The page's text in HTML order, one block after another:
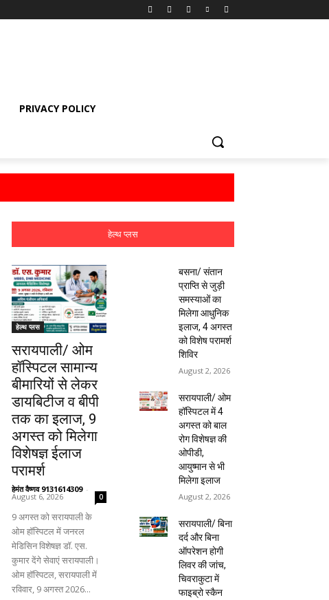
PRIVACY POLICY
हेल्थ प्लस
हेल्थ प्लस
सरायपाली/ ओम
हॉस्पिटल सामान्य
बीमारियों से लेकर
डायबिटीज व बीपी
तक का इलाज, 9
अगस्त को मिलेगा
विशेषज्ञ ईलाज
परामर्श
हेमंत वैष्णव 9131614309 -
August 6, 2026 0
9 अगस्त को सरायपाली के
ओम हॉस्पिटल में जनरल
मेडिसिन विशेषज्ञ डॉ. एस.
कुमार देंगे सेवाएं सरायपाली।
ओम हॉस्पिटल, सरायपाली में
रविवार, 9 अगस्त 2026...
बसना/ संतान
प्राप्ति से जुड़ी
समस्याओं का
मिलेगा आधुनिक
इलाज, 4 अगस्त
को विशेष परामर्श
शिविर
August 2, 2026
सरायपाली/ ओम
हॉस्पिटल में 4
अगस्त को बाल
रोग विशेषज्ञ की
ओपीडी,
आयुष्मान से भी
मिलेगा इलाज
August 2, 2026
सरायपाली/ बिना
दर्द और बिना
ऑपरेशन होगी
लिवर की जांच,
चिवराकुटा में
फाइब्रो स्कैन